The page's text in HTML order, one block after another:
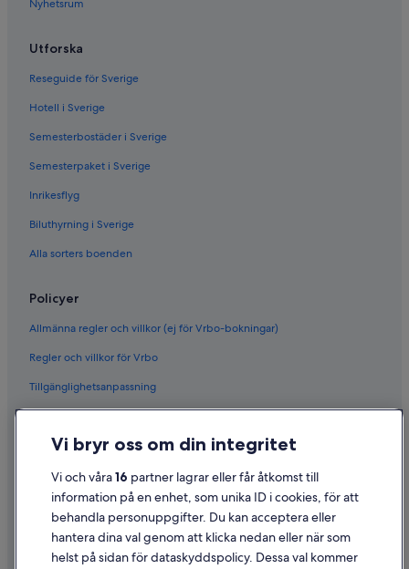
Nyhetsrum
Utforska
Reseguide för Sverige
Hotell i Sverige
Semesterbostäder i Sverige
Semesterpaket i Sverige
Inrikesflyg
Biluthyrning i Sverige
Alla sorters boenden
Policyer
Allmänna regler och villkor (ej för Vrbo-bokningar)
Regler och villkor för Vrbo
Tillgänglighetsanpassning
Sekretess
Cookies
Användarvillkor
Juridisk information/Kontakta oss
Riktlinjer för innehåll och anmäla innehåll
Vi bryr oss om din integritet
Vi och våra16 partner lagrar eller får åtkomst till
information på en enhet, som unika ID i cookies, för att
behandla personuppgifter. Du kan acceptera eller
hantera dina val genom att klicka nedan eller när som
helst på sidan för dataskyddspolicy. Dessa val kommer